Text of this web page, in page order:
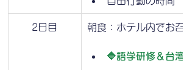
2日目 朝食：ホテル内でお召
🔷語学研修＆台湾